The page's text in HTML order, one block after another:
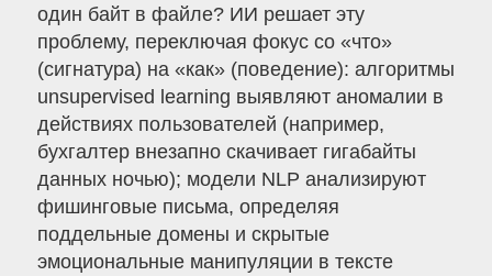
один байт в файле? ИИ решает эту
проблему, переключая фокус со «что»
(сигнатура) на «как» (поведение): алгоритмы
unsupervised learning выявляют аномалии в
действиях пользователей (например,
бухгалтер внезапно скачивает гигабайты
данных ночью); модели NLP анализируют
фишинговые письма, определяя
поддельные домены и скрытые
эмоциональные манипуляции в тексте